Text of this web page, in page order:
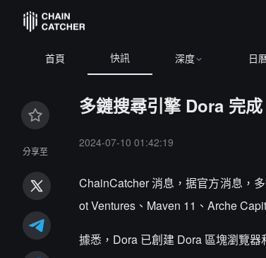
首頁 快訊 深度 日
$64,851.75+1.05% ETH $1,913.97+0.85%
分享至
多鏈搜尋引擎 Dora 完
2024-07-10 01:42:19
ChainCatcher 消息，据官方消息，
ot Ventures、Maven 11、Arche
據悉，Dora 已創建 Dora 區塊瀏覽